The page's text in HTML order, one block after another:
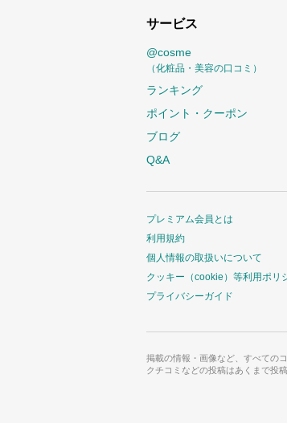
サービス
@cosme
（化粧品・美容の口コミ）
ランキング
ポイント・クーポン
ブログ
Q&A
プレミアム会員とは
利用規約
個人情報の取扱いについて
クッキー（cookie）等利用ポリ
プライバシーガイド
掲載の情報・画像など、すべての
クチコミなどの投稿はあくまで投